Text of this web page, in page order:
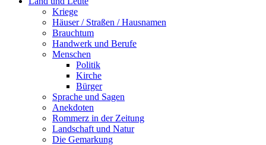
Kriege
Häuser / Straßen / Hausnamen
Brauchtum
Handwerk und Berufe
Menschen
Politik
Kirche
Bürger
Sprache und Sagen
Anekdoten
Rommerz in der Zeitung
Landschaft und Natur
Die Gemarkung